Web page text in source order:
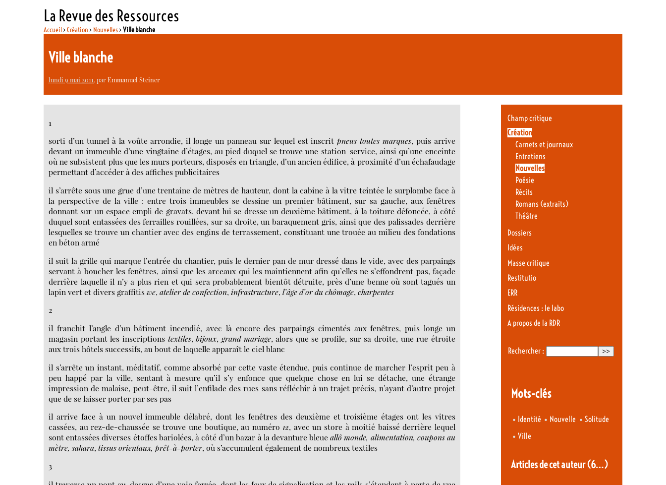
La Revue des Ressources
Accueil>Création > Nouvelles>Ville blanche
Ville blanche
lundi 9 mai 2011, parEmmanuel Steiner
1
sorti d’un tunnel à la voûte arrondie, il longe un panneau sur lequel est inscritpneus toutes marques, puis arrive
devant un immeuble d’une vingtaine d’étages, au pied duquel se trouve une station-service, ainsi qu’une enceinte
où ne subsistent plus que les murs porteurs, disposés en triangle, d’un ancien édifice, à proximité d’un échafaudage
permettant d’accéder à des affiches publicitaires
il s’arrête sous une grue d’une trentaine de mètres de hauteur, dont la cabine à la vitre teintée le surplombe face à
la perspective de la ville : entre trois immeubles se dessine un premier bâtiment, sur sa gauche, aux fenêtres
donnant sur un espace empli de gravats, devant lui se dresse un deuxième bâtiment, à la toiture défoncée, à côté
duquel sont entassées des ferrailles rouillées, sur sa droite, un baraquement gris, ainsi que des palissades derrière
lesquelles se trouve un chantier avec des engins de terrassement, constituant une trouée au milieu des fondations
en béton armé
il suit la grille qui marque l’entrée du chantier, puis le dernier pan de mur dressé dans le vide, avec des parpaings
servant à boucher les fenêtres, ainsi que les arceaux qui les maintiennent afin qu’elles ne s’effondrent pas, façade
derrière laquelle il n’y a plus rien et qui sera probablement bientôt détruite, près d’une benne où sont tagués un
lapin vert et divers graffitiswe,atelier deconfection, infrastructure,l’âge d’or du chômage,charpentes
2
il franchit l’angle d’un bâtiment incendié, avec là encore des parpaings cimentés aux fenêtres, puis longe un
magasin portant les inscriptions textiles, bijoux, grand mariage, alors que se profile, sur sa droite, une rue étroite
aux trois hôtels successifs, au bout de laquelle apparaît le ciel blanc
il s’arrête un instant, méditatif, comme absorbé par cette vaste étendue, puis continue de marcher l’esprit peu à
peu happé par la ville, sentant à mesure qu’il s’y enfonce que quelque chose en lui se détache, une étrange
impression de malaise, peut-être, il suit l’enfilade des rues sans réfléchir à un trajet précis, n’ayant d’autre projet
que de se laisser porter par ses pas
il arrive face à un nouvel immeuble délabré, dont les fenêtres des deuxième et troisième étages ont les vitres
cassées, au rez-de-chaussée se trouve une boutique, au numéro 12, avec un store à moitié baissé derrière lequel
sont entassées diverses étoffes bariolées, à côté d’un bazar à la devanture bleueallô monde, alimentation, coupons au
mètre, sahara,tissus orientaux, prêt-à-porter, où s’accumulent également de nombreux textiles
3
Champ critique
Création
Carnets et journaux
Entretiens
Nouvelles
Poésie
Récits
Romans (extraits)
Théâtre
Dossiers
Idées
Masse critique
Restitutio
ERR
Résidences : le labo
A propos de la RDR
Rechercher :
Mots-clés
• Identité • Nouvelle • Solitude
• Ville
Articles de cet auteur(6…)